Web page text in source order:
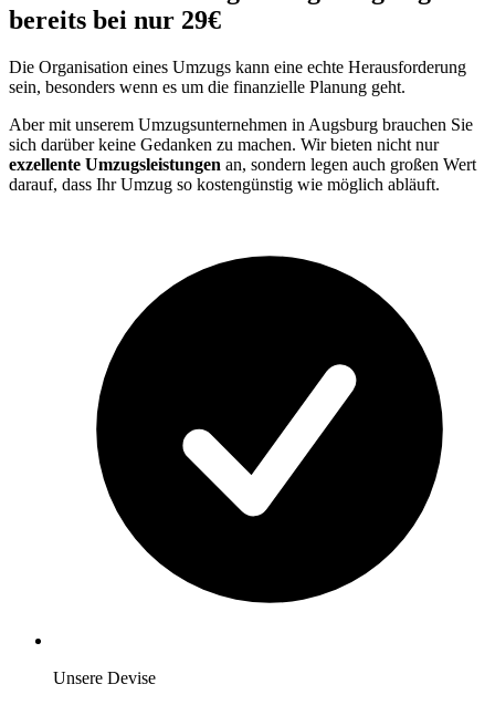
bereits bei nur 29€
Die Organisation eines Umzugs kann eine echte Herausforderung
sein, besonders wenn es um die finanzielle Planung geht.
Aber mit unserem Umzugsunternehmen in Augsburg brauchen Sie
sich darüber keine Gedanken zu machen. Wir bieten nicht nur
exzellente Umzugsleistungen an, sondern legen auch großen Wert
darauf, dass Ihr Umzug so kostengünstig wie möglich abläuft.
Unsere Devise